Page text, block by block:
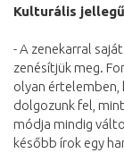
Kulturális
- A zenekarral
zenésítjük meg.
olyan
dolgozunk fel,
módja mindig
később írok egy